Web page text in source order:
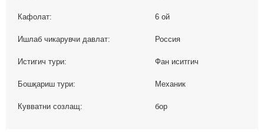
Кафолат: 6 ой
Ишлаб чикарувчи давлат: Россия
Истигич тури: Фан иситгич
Бошқариш тури: Механик
Кувватни созлащ: бор